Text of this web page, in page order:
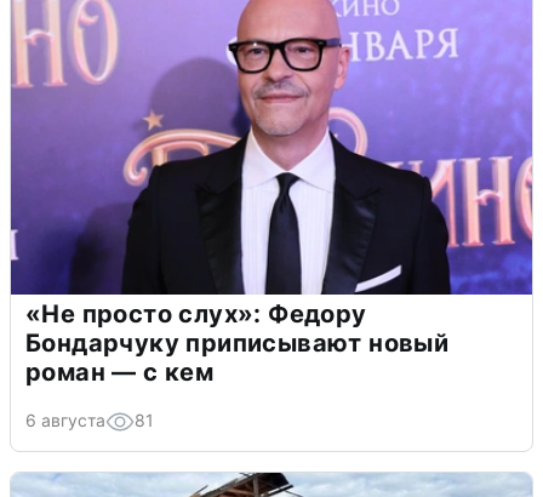
«Не просто слух»: Федору
Бондарчуку приписывают новый
роман — с кем
6 августа 81